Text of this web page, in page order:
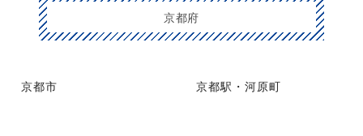
京都府
京都市 京都駅・河原町